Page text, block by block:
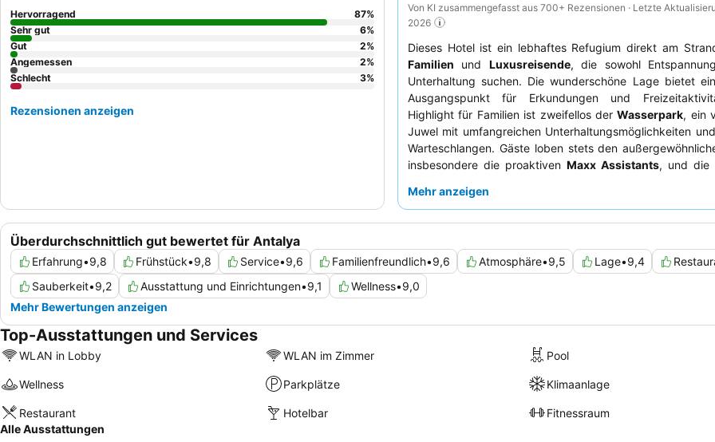
Von KI zusammengefasst aus 700+ Rezensionen · Letzte
2026
Dieses Hotel ist ein lebhaftes Refugium direkt am
Familien und Luxusreisende, die sowohl
Unterhaltung suchen. Die wunderschöne Lage bietet
Ausgangspunkt für Erkundungen und
Highlight für Familien ist zweifellos derWasserpark, ein
Juwel mit umfangreichen Unterhaltungsmöglichkeiten
Warteschlangen. Gäste loben stets den
insbesondere die proaktiven Maxx Assistants, und die
exquisite À-la-carte-Optionen. Für ein noch
Mehr anzeigen
Überdurchschnittlich gut bewertet für Antalya
Erfahrung•9,8 Frühstück•9,8 Service•9,6 Familienfreundlich•9,6 Atmosphäre•9,5 Lage•9,4
Sauberkeit•9,2 Ausstattung und Einrichtungen•9,1 Wellness•9,0
Mehr Bewertungen anzeigen
Hervorragend 87%
Sehr gut
6%
Gut
2%
Angemessen
2%
Schlecht
3%
Rezensionen anzeigen
Top-Ausstattungen und Services
WLAN in Lobby WLAN im Zimmer Pool
Wellness Parkplätze Klimaanlage
Restaurant Hotelbar
Fitnessraum
Alle Ausstattungen